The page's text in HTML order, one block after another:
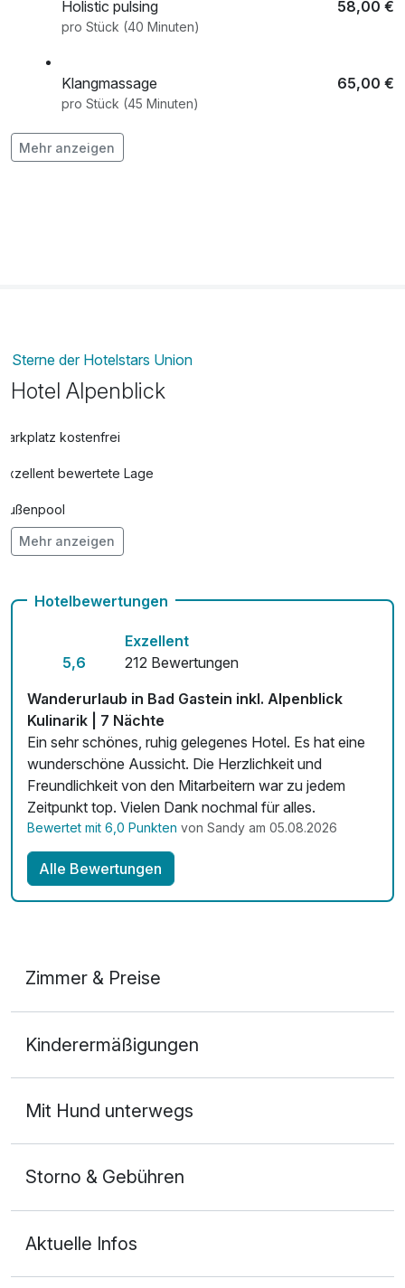
Holistic pulsing 58,00 €
pro Stück (40 Minuten)
Klangmassage 65,00 €
pro Stück (45 Minuten)
Radon-Thermal-Wannenbad
Mehr anzeigen
Sterne der Hotelstars Union
Hotel Alpenblick
Parkplatz kostenfrei
Exzellent bewertete Lage
Außenpool
Vielseitiger Wellnessbereich
Fahrradverleih
Mit Hotelbar
Mehr anzeigen
Hotelbewertungen
5,6
Exzellent
212 Bewertungen
Wanderurlaub in Bad Gastein inkl. Alpenblick
Kulinarik | 7 Nächte
Ein sehr schönes, ruhig gelegenes Hotel. Es hat eine
wunderschöne Aussicht. Die Herzlichkeit und
Freundlichkeit von den Mitarbeitern war zu jedem
Zeitpunkt top. Vielen Dank nochmal für alles.
Bewertet mit 6,0 Punkten von Sandy am 05.08.2026
Alle Bewertungen
Zimmer & Preise
2 Erwachsene und 1 Kind
Kinderermäßigungen
Mit Hund unterwegs
Storno & Gebühren
Aktuelle Infos